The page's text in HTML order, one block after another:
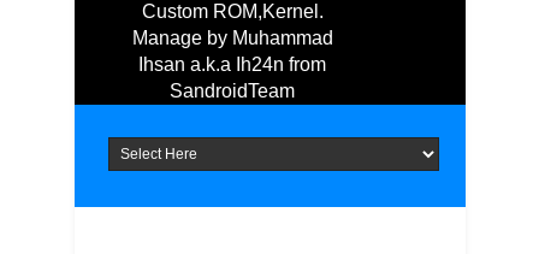
Custom ROM,Kernel.
Manage by Muhammad
Ihsan a.k.a Ih24n from
SandroidTeam